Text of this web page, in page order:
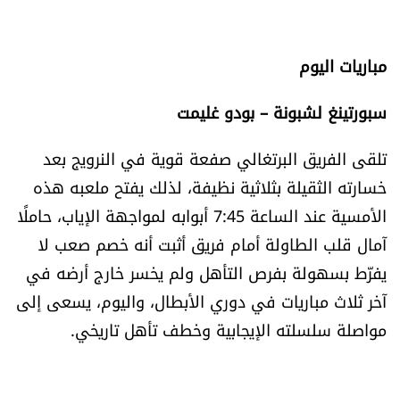
الصحافة الإسرائيلية
فصل من كتاب
اقرأ تضحك
كاميرا
سجالات
مباريات اليوم
سبورتينغ لشبونة – بودو غليمت
تلقى الفريق البرتغالي صفعة قوية في النرويج بعد
خسارته الثقيلة بثلاثية نظيفة، لذلك يفتح ملعبه هذه
الأمسية عند الساعة 7:45 أبوابه لمواجهة الإياب، حاملًا
آمال قلب الطاولة أمام فريق أثبت أنه خصم صعب لا
يفرّط بسهولة بفرص التأهل ولم يخسر خارج أرضه في
آخر ثلاث مباريات في دوري الأبطال، واليوم، يسعى إلى
مواصلة سلسلته الإيجابية وخطف تأهل تاريخي.